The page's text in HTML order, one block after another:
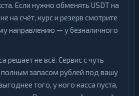
Если нужно обменять USDT на
на счёт, курс и резерв смотрите
направлению — у безналичного
решает не всё. Сервис с чуть
запасом рублей под вашу
того, у кого касса пуста,